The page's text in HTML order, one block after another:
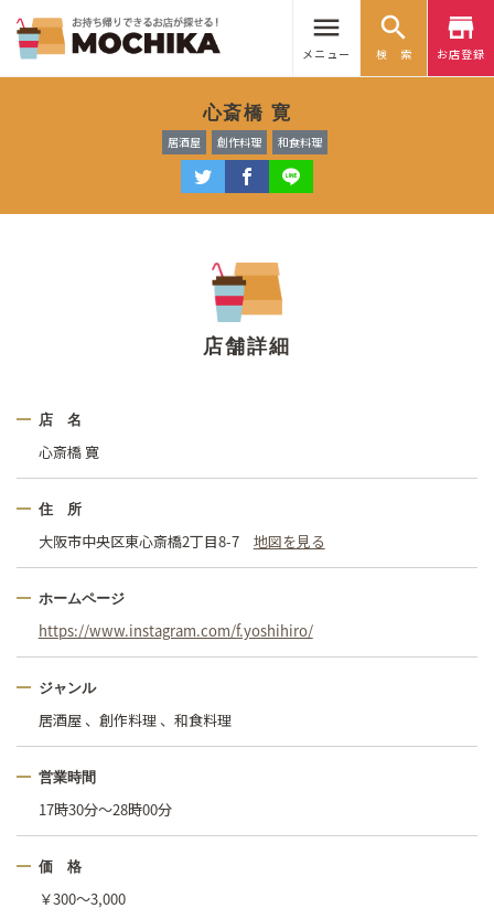
menu
メニュー
search
検 索
store
お店登録
心斎橋 寛
居酒屋 創作料理 和食料理
店舗詳細
店 名
心斎橋 寛
住 所
大阪市中央区東心斎橋2丁目8-7 地図を見る
ホームページ
https://www.instagram.com/f.yoshihiro/
ジャンル
居酒屋 、創作料理 、和食料理
営業時間
17時30分〜28時00分
価 格
￥300〜3,000